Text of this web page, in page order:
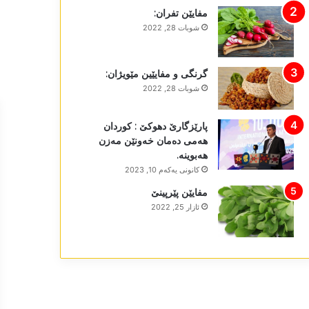
مفایێن تفران:
شوبات 28, 2022
گرنگی و مفایێین مێویژان:
شوبات 28, 2022
پارێزگارێ دھوکێ : کوردان
ھەمی دەمان خەونێن مەزن
ھەبوینە.
كانونی یه‌كه‌م 10, 2023
مفایێن پێرپینێ
ئازار 25, 2022